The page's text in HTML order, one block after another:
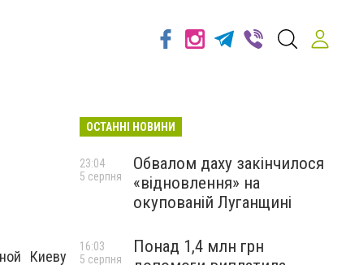
Киеву
ОСТАННІ НОВИНИ
Обвалом даху закінчилося
«відновлення» на
окупованій Луганщині
23:04
5 серпня
Понад 1,4 млн грн
16:03
5 серпня